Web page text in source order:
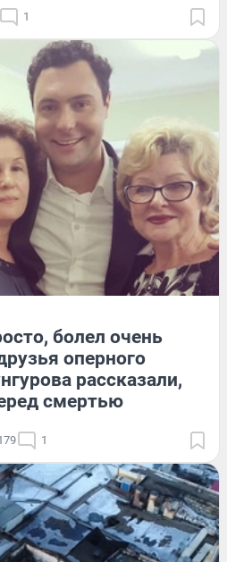
1
болел очень
оперного
рассказали,
смертью
1